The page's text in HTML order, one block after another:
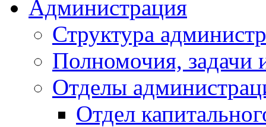
Администрация
Структура
Полномочия, задачи
Отделы
Отдел